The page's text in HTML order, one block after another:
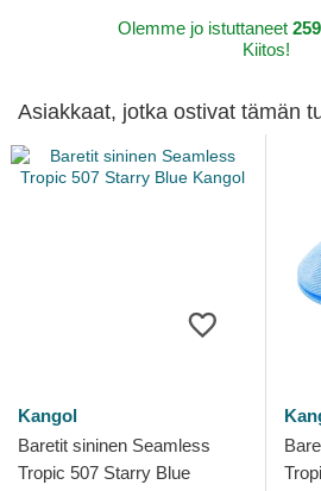
Olemme jo istuttaneet
Kiitos!
Asiakkaat, jotka ostivat tämän
Kangol
Baretit sininen Seamless
Tropic 507 Starry Blue